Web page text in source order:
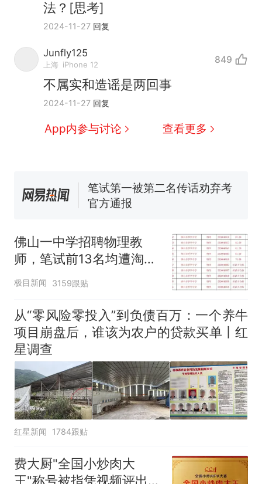
法？[思考]
2024-11-27 回复
Junfly125
上海 iPhone 12 849
不属实和造谣是两回事
2024-11-27 回复
App内参与讨论 查看更多
热 那个在床头放菜刀的女孩，
人生
新
制裁瓜子饺子，美国怕什
么？
费大厨“全国小炒肉大王”称
号，仅凭视频评出？中国烹饪
协会回应
男子上山采菌偶然发现鸡枞菌
来源：参考消息）
笔试第一被第二名传话劝弃考
官方通报
因老师一句“跟我回家”改写了
人生
佛山一中学招聘物理教
师，笔试前13名均遭淘
汰？教育局：已叫停招
聘，成立调查组全面核查
极目新闻 3159跟贴
从“零风险零投入”到负债百万：一个养牛
项目崩盘后，谁该为农户的贷款买单丨红
星调查
红星新闻 1784跟贴
费大厨"全国小炒肉大
王"称号被指凭视频评出